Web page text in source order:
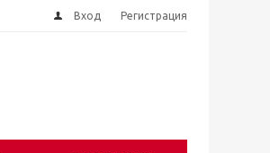
Вход Регистрация